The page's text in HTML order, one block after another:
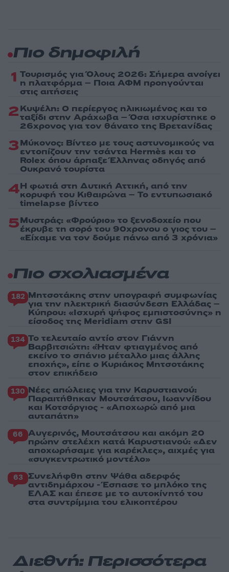
Πιο δημοφιλή
1 Τουρισμός για Όλους 2026: Σήμερα ανοίγει
η πλατφόρμα – Ποια ΑΦΜ προηγούνται
στις αιτήσεις
2Κυψέλη: Ο περίεργος ηλικιωμένος και το
ταξίδι στην Αράχωβα – Όσα ισχυρίστηκε ο
26χρονος για τον θάνατο της Βρετανίδας
3Μύκονος: Βίντεο με τους αστυνομικούς να
εντοπίζουν την τσάντα Hermès και το
Rolex όπου άρπαξε Έλληνας οδηγός από
Ουκρανό τουρίστα
4Η φωτιά στη Δυτική Αττική, από την
κορυφή του Κιθαιρώνα – Το εντυπωσιακό
timelapse βίντεο
5Μυστράς: «Φρούριο» το ξενοδοχείο που
έκρυβε τη σορό του 90χρονου ο γιος του –
«Είχαμε να τον δούμε πάνω από 3 χρόνια»
Πιο σχολιασμένα
182 Μητσοτάκης στην υπογραφή συμφωνίας
για την ηλεκτρική διασύνδεση Ελλάδας –
Κύπρου: «Ισχυρή ψήφος εμπιστοσύνης» η
είσοδος της Meridiam στην GSI
134 Το τελευταίο αντίο στον Γιάννη
Βαρβιτσιώτη: «Ήταν φτιαγμένος από
εκείνο το σπάνιο μέταλλο μιας άλλης
εποχής», είπε ο Κυριάκος Μητσοτάκης
στον επικήδειο
130 Νέες απώλειες για την Καρυστιανού:
Παραιτήθηκαν Μουτσάτσου, Ιωαννίδου
και Κοτσόργιος - «Αποχωρώ από μια
αυταπάτη»
66 Αυγερινός, Μουτσάτσου και ακόμη 20
πρώην στελέχη κατά Καρυστιανού: «Δεν
αποχωρήσαμε για καρέκλες», αιχμές για
«συγκεντρωτικό μοντέλο»
63 Συνελήφθη στην Ψάθα αδερφός
αντιδημάρχου - Έσπασε το μπλόκο της
ΕΛΑΣ και έπεσε με το αυτοκίνητό του
στα συντρίμμια του ελικοπτέρου
Διεθνή: Περισσότερα